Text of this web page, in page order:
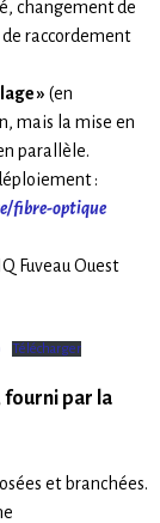
changement de
raccordement
» (en
mais la mise en
parallèle.
:
fibre-optique
Fuveau Ouest
Télécharger
fourni par la
et branchées.